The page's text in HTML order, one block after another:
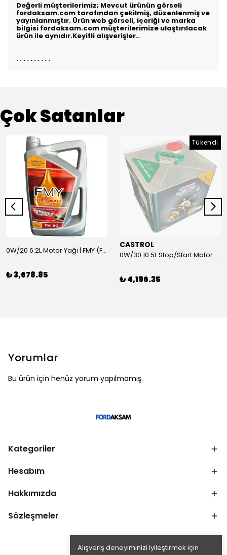
Alışveriş deneyiminizi iyileştirmek için
Değerli müşterilerimiz; Mevcut ürünün görseli
fordaksam.com tarafından çekilmiş, düzenlenmiş ve
yayınlanmıştır. Ürün web görseli, içeriği ve marka
bilgisi fordaksam.com müşterilerimize ulaştırılacak
ürün ile aynıdır.Keyifli alışverişler..
. . . . . . . . . .
Çok Satanlar
0W/20 6.2L Motor Yağı | FMY (Ford Motor Yağları)
₺ 3,678.85
Tükendi
CASTROL
0W/30 10.5L Stop/Start Motor Yağı | CASTROL
₺ 4,196.35
Yorumlar
Bu ürün için henüz yorum yapılmamış.
Kategoriler
Hesabım
Hakkımızda
Sözleşmeler